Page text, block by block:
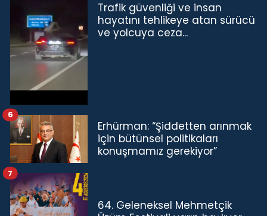
Trafik güvenliği ve insan
hayatını tehlikeye atan sürücü
ve yolcuya ceza...
Erhürman: “Şiddetten arınmak
için bütünsel politikaları
konuşmamız gerekiyor”
6
64. Geleneksel Mehmetçik
7